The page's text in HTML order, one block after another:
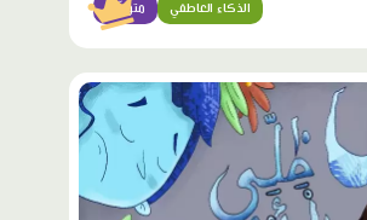
متوسّط الذكاء العاطفي